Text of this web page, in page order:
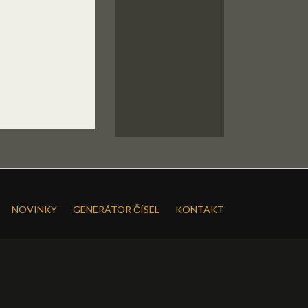
NOVINKY GENERÁTOR ČÍSEL
KONTAKT